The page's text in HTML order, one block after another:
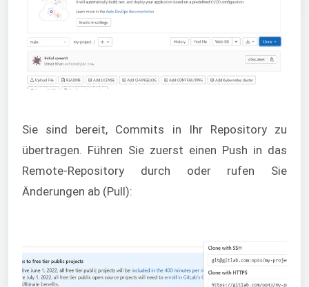
Sie sind bereit, Commits in Ihr Repository zu
übertragen. Führen Sie zuerst einen Push in das
Remote-Repository durch oder rufen Sie
Änderungen ab (Pull):